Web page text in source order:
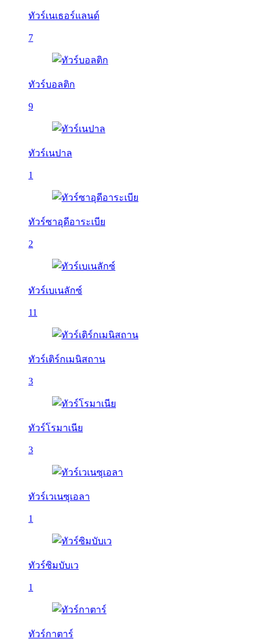
ทัวร์เนเธอร์แลนด์
7
ทัวร์บอลติก
9
ทัวร์เนปาล
1
ทัวร์ซาอุดีอาระเบีย
2
ทัวร์เบเนลักซ์
11
ทัวร์เติร์กเมนิสถาน
3
ทัวร์โรมาเนีย
3
ทัวร์เวเนซุเอลา
1
ทัวร์ซิมบับเว
1
ทัวร์กาตาร์